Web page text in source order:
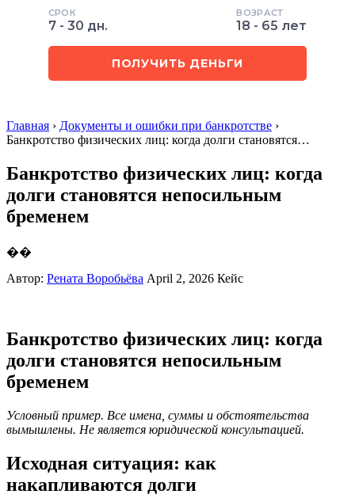
СРОК
7 - 30 дн.
ВОЗРАСТ
18 - 65 лет
ПОЛУЧИТЬ ДЕНЬГИ
Главная › Документы и ошибки при банкротстве ›
Банкротство физических лиц: когда долги становятся…
Банкротство физических лиц: когда
долги становятся непосильным
бременем
��
Автор: Рената Воробьёва April 2, 2026 Кейс
Банкротство физических лиц: когда
долги становятся непосильным
бременем
Условный пример. Все имена, суммы и обстоятельства
вымышлены. Не является юридической консультацией.
Исходная ситуация: как
накапливаются долги